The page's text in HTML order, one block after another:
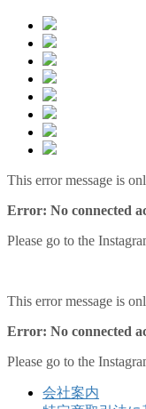
This error message is
Error: No connected
Please go to the
This error message is
Error: No connected
Please go to the
会社案内